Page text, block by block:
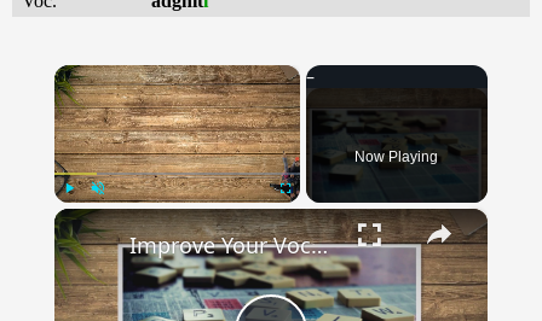
×
Unmute Fullscreen
Now Playing
×
Improve Your Vocabulary For Better Scrabble Play